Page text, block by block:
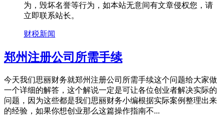
为，毁坏名誉等行为，如本站无意间有文章侵权您，请
立即联系站长。
财税新闻
郑州注册公司所需手续
今天我们思丽财务就郑州注册公司所需手续这个问题给大家做
一个详细的解答，这个解说一定是可让各位创业者解决实际的
问题，因为这些都是我们思丽财务小编根据实际案例整理出来
的经验，如果你想创业那么这篇操作指南不...